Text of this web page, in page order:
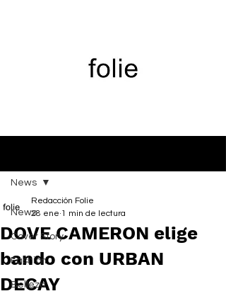
News
Cover Story
Fashion
Belleza
News
DOVE CAMERON elige
bando con URBAN
DECAY
Redacción Folie
28 ene 1 min de lectura